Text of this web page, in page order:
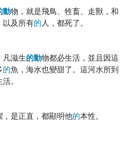
動物，就是飛鳥、牲畜、走獸，和
以及所有的人，都死了。
凡滋生的動物都必生活，並且因這
的魚，海水也變甜了。這河水所到
。
，是正直，都顯明他的本性。